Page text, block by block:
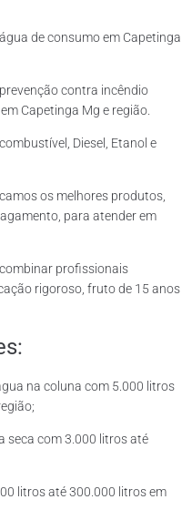
de consumo em Capetinga
contra incêndio
Capetinga Mg e região.
Diesel, Etanol e
os melhores produtos,
para atender em
profissionais
rigoroso, fruto de 15 anos
na coluna com 5.000 litros
seca com 3.000 litros até
litros até 300.000 litros em